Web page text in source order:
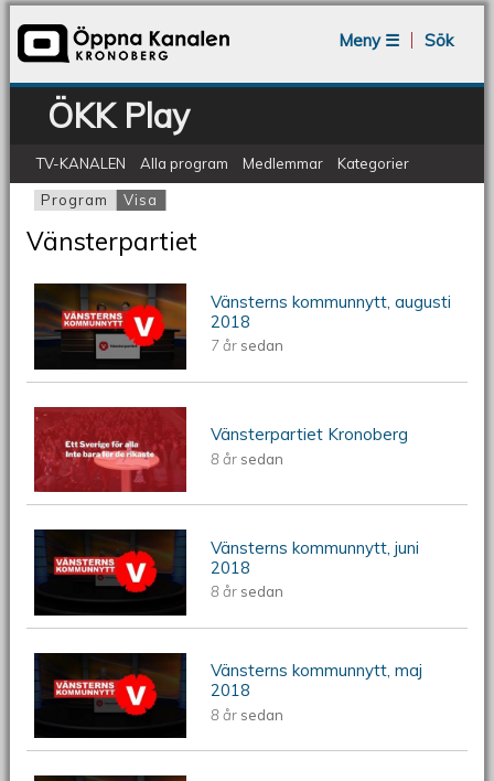
Meny ☰
Sök
ÖKK Play
TV-KANALEN Alla program Medlemmar Kategorier
Primära flikar
Program Visa
Vänsterpartiet
Vänsterns kommunnytt, augusti 2018
Vänsterns kommunnytt, augusti
2018
7 år sedan
Vänsterpartiet Kronoberg
Vänsterpartiet Kronoberg
8 år sedan
Vänsterns kommunnytt, juni 2018
Vänsterns kommunnytt, juni
2018
8 år sedan
Vänsterns kommunnytt, maj 2018
Vänsterns kommunnytt, maj
2018
8 år sedan